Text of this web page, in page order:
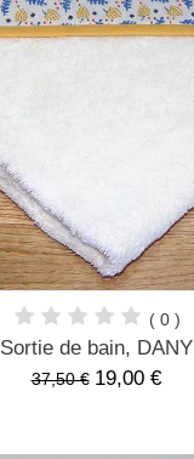
( 0 )
Sortie de bain, DANY
37,50 € 19,00 €